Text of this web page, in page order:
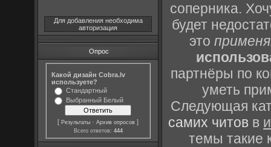
Для добавления необходима
авторизация
Опрос
Какой дизайн Cobra.lv
используете?
Стандартный
Выбранный Белый
[Результаты ·Архив опросов ]
Всего ответов: 444
соперника.
будет
это
партнёры по
уметь
Следующая
самих читов в
темы такие